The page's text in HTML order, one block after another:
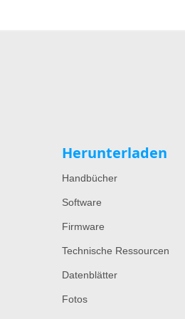
Herunterladen
Handbücher
Software
Firmware
Technische Ressourcen
Datenblätter
Fotos